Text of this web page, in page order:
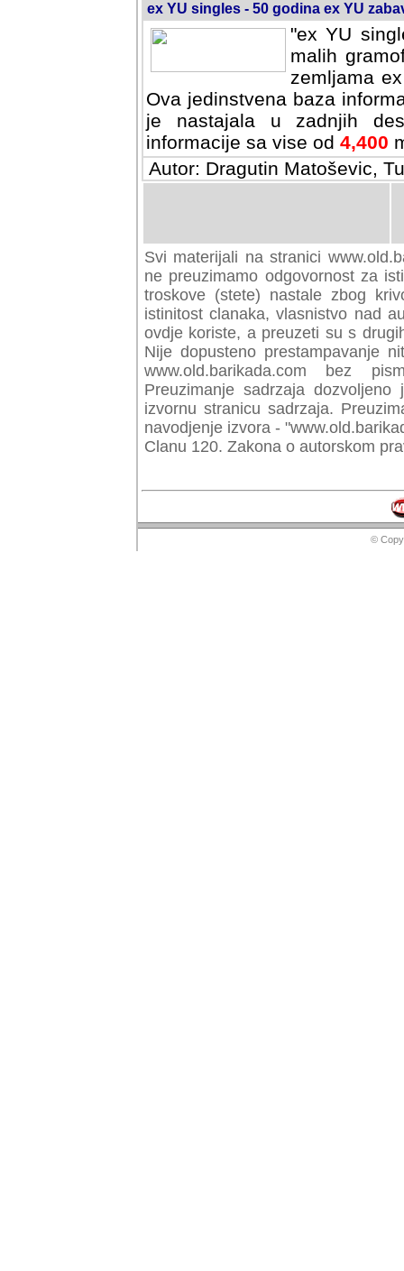
ex YU singles - 50 godina ex YU
"ex YU
malih
zemljama
Ova jedinstvena baza
je nastajala u zadnjih
informacije sa vise od 4,400
Autor: Dragutin Matoševic,
Svi materijali na stranici
preuzimamo odgovornost za
troskove (stete) nastale zbog
istinitost clanaka, vlasnistvo nad
ovdje koriste, a preuzeti su s
Nije dopusteno prestampavanje
www.old.barikada.com bez
Preuzimanje sadrzaja
izvornu stranicu sadrzaja.
navodjenje izvora -
Clanu 120. Zakona o autorskom
©